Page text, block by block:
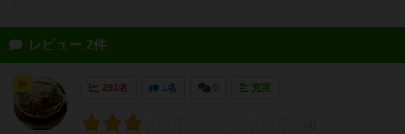
レビュー 2件
291名 1名 充実